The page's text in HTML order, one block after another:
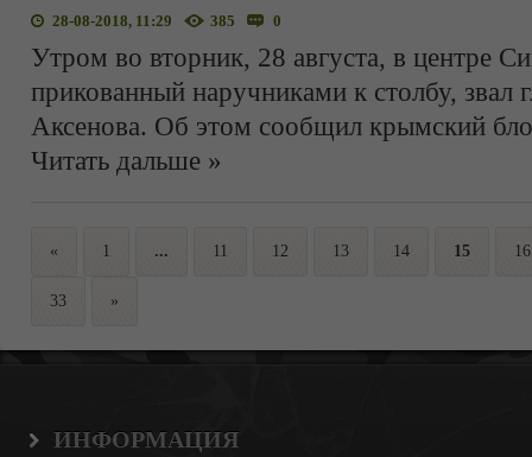
28-08-2018, 11:29 385 0
Утром во вторник, 28 августа, в центре
прикованный наручниками к столбу, звал
Аксенова. Об этом сообщил крымский
Читать дальше »
« 1 ... 11 12 13 14 15 16
33 »
ИНФОРМАЦИЯ